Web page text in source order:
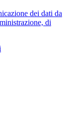
dei dati da
di